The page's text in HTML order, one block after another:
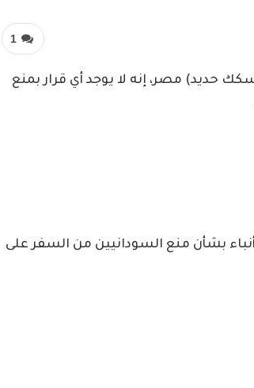
1
حديد) مصر، إنه لا يوجد أي قرار بمنع
بشأن منع السودانيين من السفر على